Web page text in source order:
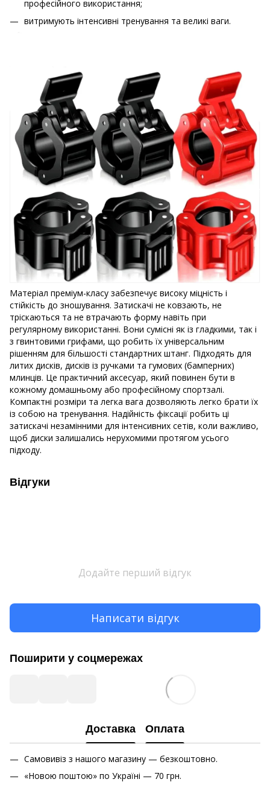
професійного використання;
витримують інтенсивні тренування та великі ваги.
Матеріал преміум-класу забезпечує високу міцність і
стійкість до зношування. Затискачі не ковзають, не
тріскаються та не втрачають форму навіть при
регулярному використанні. Вони сумісні як із гладкими, так і
з гвинтовими грифами, що робить їх універсальним
рішенням для більшості стандартних штанг. Підходять для
литих дисків, дисків із ручками та гумових (бамперних)
млинців. Це практичний аксесуар, який повинен бути в
кожному домашньому або професійному спортзалі.
Компактні розміри та легка вага дозволяють легко брати їх
із собою на тренування. Надійність фіксації робить ці
затискачі незамінними для інтенсивних сетів, коли важливо,
щоб диски залишались нерухомими протягом усього
підходу.
Відгуки
Додайте перший відгук
Написати відгук
Поширити у соцмережах
Доставка Оплата
Самовивіз з нашого магазину — безкоштовно.
«Новою поштою» по Україні — 70 грн.